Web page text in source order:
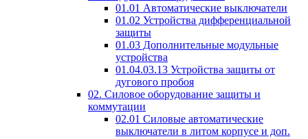
01.01 Автоматические выключатели
01.02 Устройства дифференциальной
защиты
01.03 Дополнительные модульные
устройства
01.04.03.13 Устройства защиты от
дугового пробоя
02. Силовое оборудование защиты и
коммутации
02.01 Силовые автоматические
выключатели в литом корпусе и доп.